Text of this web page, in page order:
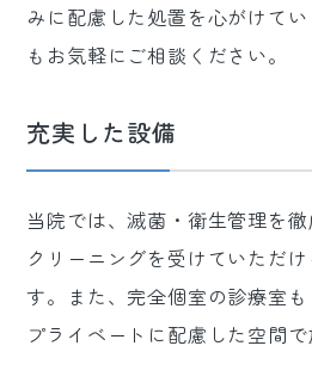
みに配慮した処置を心がけて
もお気軽にご相談ください。
充実した設備
当院では、滅菌・衛生管理を
クリーニングを受けていただ
す。また、完全個室の診療室も
プライベートに配慮した空間で